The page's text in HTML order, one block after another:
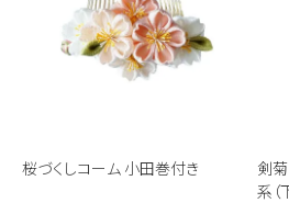
桜づくしコーム 小田巻付き
剣
系（